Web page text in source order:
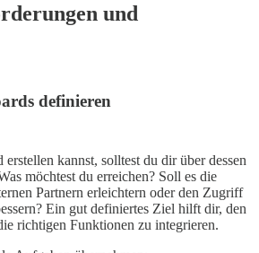
und
definieren
kannst, solltest du dir über dessen
möchtest du erreichen? Soll es die
Partnern erleichtern oder den Zugriff
Ein gut definiertes Ziel hilft dir, den
richtigen Funktionen zu integrieren.